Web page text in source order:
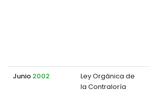
Junio 2002
Ley Orgánica de
la Contraloría